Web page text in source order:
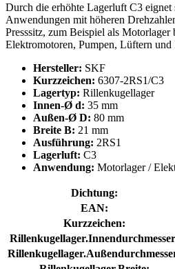
Durch die erhöhte Lagerluft C3 eignet
Anwendungen mit höheren
Presssitz, zum Beispiel als
Elektromotoren, Pumpen, Lüftern und
Hersteller: SKF
Kurzzeichen: 6307-2RS1/C3
Lagertyp: Rillenkugellager
Innen-Ø d: 35 mm
Außen-Ø D: 80 mm
Breite B: 21 mm
Ausführung: 2RS1
Lagerluft: C3
Anwendung: Motorlager /
Dichtung:
EAN:
Kurzzeichen: